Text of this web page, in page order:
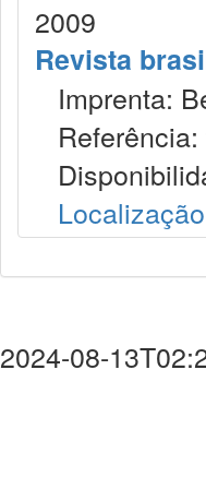
2009
Revista
Imprenta:
Referência:
2024-08-